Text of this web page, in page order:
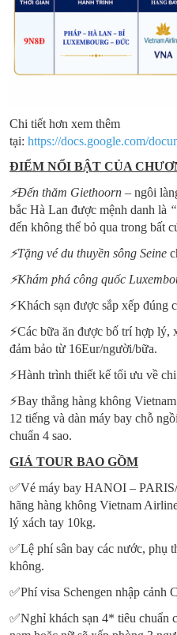
Chi tiết hơn xem thêm
tại: https://docs.google.com/
ĐIỂM NỔI BẬT CỦA
⚡Đến thăm Giethoorn – ngôi
bắc Hà Lan được mệnh danh là
đến không thể bỏ qua trong bất
⚡Tặng vé du thuyền sông Seine
⚡Khám phá công quốc
⚡Khách sạn được sắp xếp đúng
⚡Các bữa ăn được bố trí hợp
đảm bảo từ 16Eur/người/bữa.
⚡Hành trình thiết kế tối ưu về
⚡Bay thẳng hàng không
12 tiếng và dàn máy bay chỗ
chuẩn 4 sao.
GIÁ TOUR BAO GỒM
✅Vé máy bay HANOI –
hãng hàng không Vietnam
lý xách tay 10kg.
✅Lệ phí sân bay các nước, phụ
không.
✅Phí visa Schengen nhập cảnh
✅Nghỉ khách sạn 4* tiêu chuẩn